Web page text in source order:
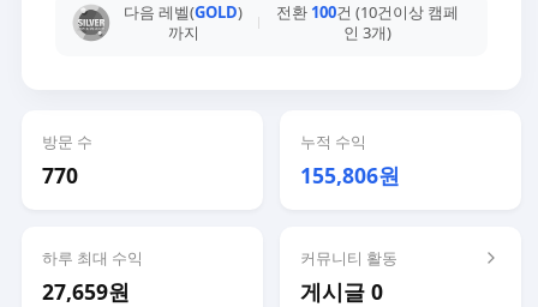
다음 레벨(GOLD)
까지
전환 100건 (10건이상 캠페
인 3개)
방문 수
770
누적 수익
155,806원
하루 최대 수익
27,659원
커뮤니티 활동
게시글 0